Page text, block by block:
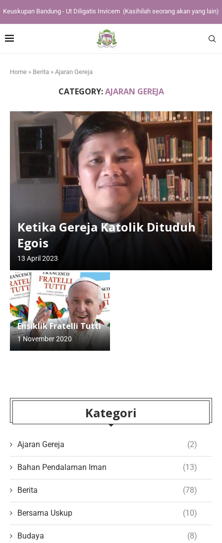
Keuskupan Bandung - Ut Diligatis Invicem (Kasihilah seorang akan yang lain)
Home » Berita » Ajaran Gereja
CATEGORY: AJARAN GEREJA
Ketika Gereja Katolik Dituduh
Egois
13 April 2023
Ensiklik Fratelli Tutti
1 November 2020
Kategori
Ajaran Gereja (2)
Bahan Pendalaman Iman (13)
Berita (78)
Bersama Uskup (10)
Budaya (8)